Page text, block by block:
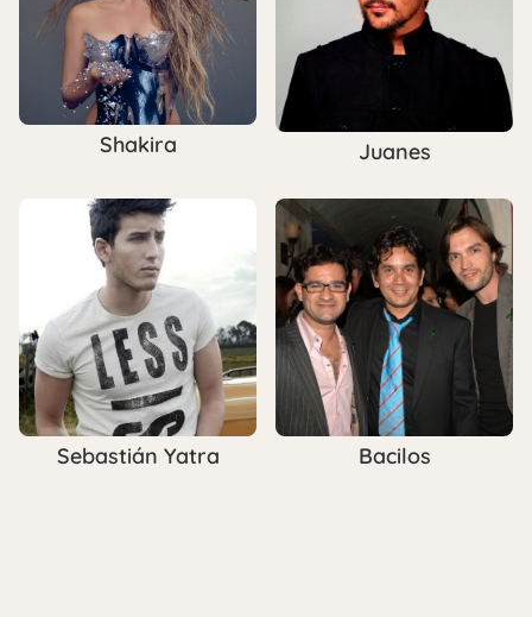
Shakira Juanes
Sebastián Yatra Bacilos